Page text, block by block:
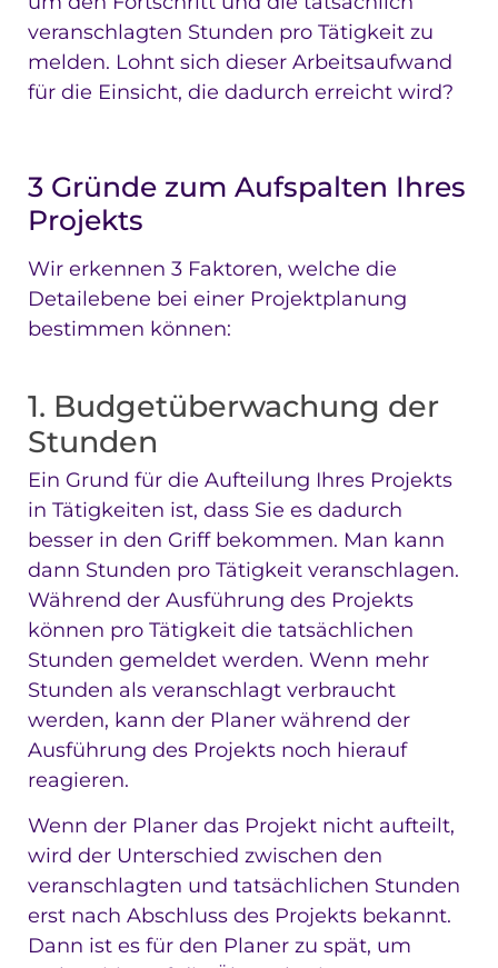
veranschlagten Stunden pro Tätigkeit zu
melden. Lohnt sich dieser Arbeitsaufwand
für die Einsicht, die dadurch erreicht wird?
3 Gründe zum Aufspalten Ihres
Projekts
Wir erkennen 3 Faktoren, welche die
Detailebene bei einer Projektplanung
bestimmen können:
1. Budgetüberwachung der
Stunden
Ein Grund für die Aufteilung Ihres Projekts
in Tätigkeiten ist, dass Sie es dadurch
besser in den Griff bekommen. Man kann
dann Stunden pro Tätigkeit veranschlagen.
Während der Ausführung des Projekts
können pro Tätigkeit die tatsächlichen
Stunden gemeldet werden. Wenn mehr
Stunden als veranschlagt verbraucht
werden, kann der Planer während der
Ausführung des Projekts noch hierauf
reagieren.
Wenn der Planer das Projekt nicht aufteilt,
wird der Unterschied zwischen den
veranschlagten und tatsächlichen Stunden
erst nach Abschluss des Projekts bekannt.
Dann ist es für den Planer zu spät, um